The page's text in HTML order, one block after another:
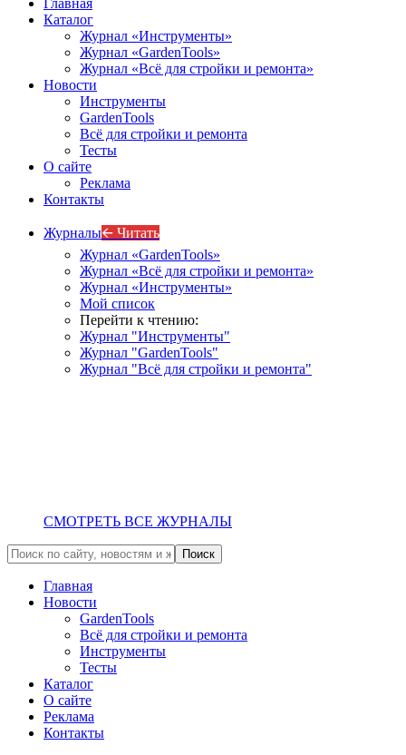
Главная
Каталог
Журнал «Инструменты»
Журнал «GardenTools»
Журнал «Всё для стройки и ремонта»
Новости
Инструменты
GardenTools
Всё для стройки и ремонта
Тесты
О сайте
Реклама
Контакты
Журналы🡨 Читать
Журнал «GardenTools»
Журнал «Всё для стройки и ремонта»
Журнал «Инструменты»
Мой список
Перейти к чтению:
Журнал "Инструменты"
Журнал "GardenTools"
Журнал "Всё для стройки и ремонта"
СМОТРЕТЬ ВСЕ ЖУРНАЛЫ
Главная
Новости
GardenTools
Всё для стройки и ремонта
Инструменты
Тесты
Каталог
О сайте
Реклама
Контакты